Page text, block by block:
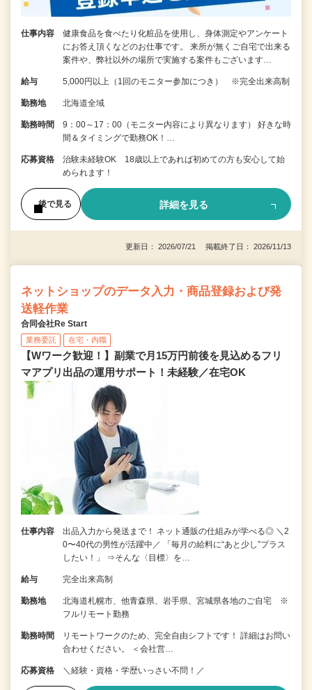
仕事内容
健康食品を食べたり化粧品を使用し、身体測定やアンケート
にお答え頂くなどのお仕事です。 来所が無くご自宅で出来る
案件や、弊社以外の場所で実施する案件もございます…
給与 5,000円以上（1回のモニター参加につき） ※完全出来高制
勤務地 北海道全域
勤務時間
9：00～17：00（モニター内容により異なります） 好きな時
間＆タイミングで勤務OK！…
応募資格
治験未経験OK 18歳以上であれば初めての方も安心して始
められます！
後で見る 詳細を見る
更新日： 2026/07/21 掲載終了日： 2026/11/13
ネットショップのデータ入力・商品登録および発
送軽作業
合同会社Re Start
業務委託 在宅・内職
【Wワーク歓迎！】副業で月15万円前後を見込めるフリ
マアプリ出品の運用サポート！未経験／在宅OK
仕事内容
出品入力から発送まで！ ネット通販の仕組みが学べる◎ ＼2
0〜40代の男性が活躍中／ 「毎月の給料に“あと少し”プラス
したい！」 ⇒そんな〈目標〉を…
給与 完全出来高制
勤務地
北海道札幌市、他青森県、岩手県、宮城県各地のご自宅 ※
フルリモート勤務
勤務時間
リモートワークのため、完全自由シフトです！ 詳細はお問い
合わせください。 ＜会社営…
応募資格 ＼経験・資格・学歴いっさい不問！／